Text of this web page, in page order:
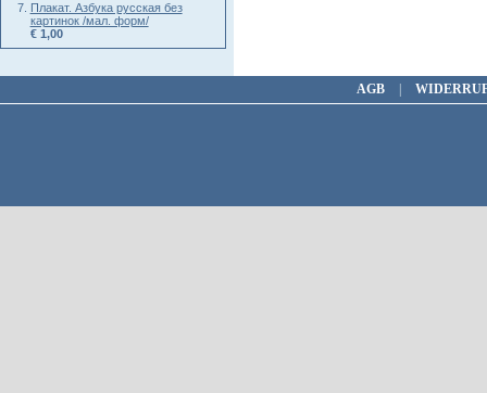
Плакат. Азбука русская без
картинок /мал. форм/
€ 1,00
AGB